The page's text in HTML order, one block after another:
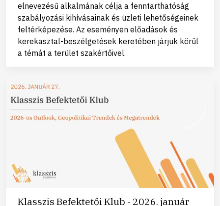
elnevezésű alkalmának célja a fenntarthatóság
szabályozási kihívásainak és üzleti lehetőségeinek
feltérképezése. Az eseményen előadások és
kerekasztal-beszélgetések keretében járjuk körül
a témát a terület szakértőivel.
Klasszis Befektetői Klub - 2026. január